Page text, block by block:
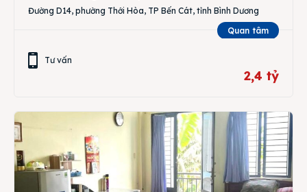
Đường D14, phường Thới Hòa, TP Bến Cát, tỉnh Bình Dương
Quan tâm
Tư vấn
2,4 tỷ